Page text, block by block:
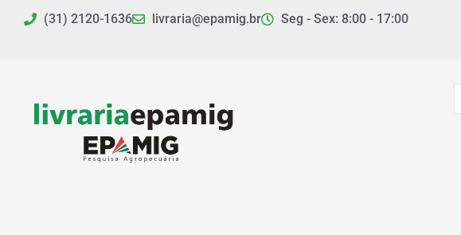
(31) 2120-1636 livraria@epamig.br Seg - Sex: 8:00 - 17:00